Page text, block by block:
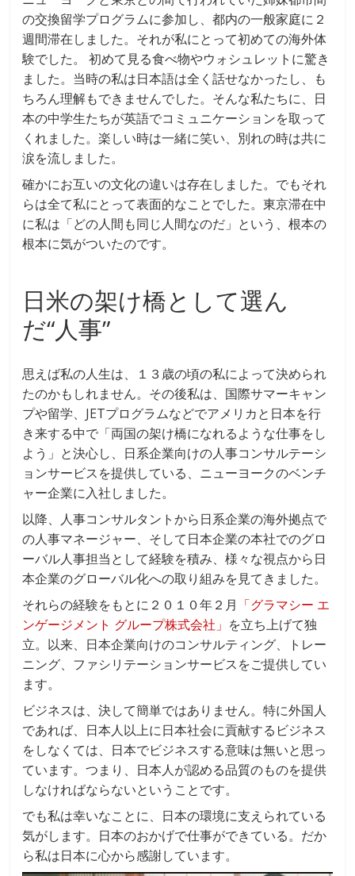
の交換留学プログラムに参加し、都内の一般家庭に２
週間滞在しました。それが私にとって初めての海外体
験でした。 初めて見る食べ物やウォシュレットに驚き
ました。当時の私は日本語は全く話せなかったし、も
ちろん理解もできませんでした。そんな私たちに、日
本の中学生たちが英語でコミュニケーションを取って
くれました。楽しい時は一緒に笑い、別れの時は共に
涙を流しました。
確かにお互いの文化の違いは存在しました。でもそれ
らは全て私にとって表面的なことでした。東京滞在中
に私は「どの人間も同じ人間なのだ」という、根本の
根本に気がついたのです。
日米の架け橋として選ん
だ“人事”
思えば私の人生は、１３歳の頃の私によって決められ
たのかもしれません。その後私は、国際サマーキャン
プや留学、JETプログラムなどでアメリカと日本を行
き来する中で「両国の架け橋になれるような仕事をし
よう」と決心し、日系企業向けの人事コンサルテーシ
ョンサービスを提供している、ニューヨークのベンチ
ャー企業に入社しました。
以降、人事コンサルタントから日系企業の海外拠点で
の人事マネージャー、そして日本企業の本社でのグロ
ーバル人事担当として経験を積み、様々な視点から日
本企業のグローバル化への取り組みを見てきました。
それらの経験をもとに２０１０年２月 「グラマシー エ
ンゲージメント グループ株式会社」 を立ち上げて独
立。以来、日本企業向けのコンサルティング、トレー
ニング、ファシリテーションサービスをご提供してい
ます。
ビジネスは、決して簡単ではありません。特に外国人
であれば、日本人以上に日本社会に貢献するビジネス
をしなくては、日本でビジネスする意味は無いと思っ
ています。つまり、日本人が認める品質のものを提供
しなければならないということです。
でも私は幸いなことに、日本の環境に支えられている
気がします。日本のおかげで仕事ができている。だか
ら私は日本に心から感謝しています。